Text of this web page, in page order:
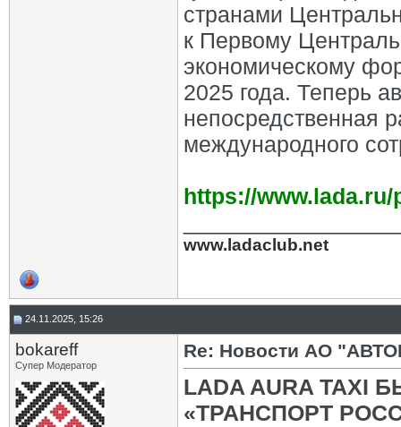
странами
к Первому
экономическому
2025 года. Теперь
непосредственная
международного
https://
www.ladaclub.net
24.11.2025, 15:26
bokareff
Супер Модератор
Re: Новости АО
LADA AURA
«ТРАНСПОРТ